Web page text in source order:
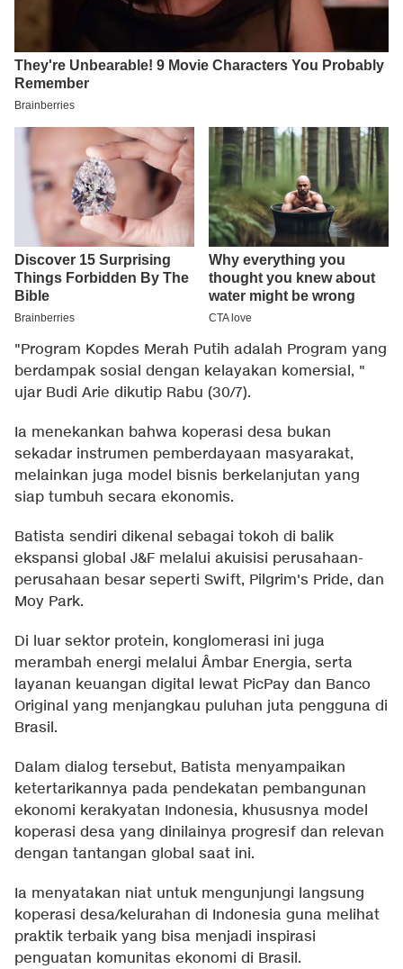
"Program Kopdes Merah Putih adalah Program yang
berdampak sosial dengan kelayakan komersial, "
ujar Budi Arie dikutip Rabu (30/7).
Ia menekankan bahwa koperasi desa bukan
sekadar instrumen pemberdayaan masyarakat,
melainkan juga model bisnis berkelanjutan yang
siap tumbuh secara ekonomis.
Batista sendiri dikenal sebagai tokoh di balik
ekspansi global J&F melalui akuisisi perusahaan-
perusahaan besar seperti Swift, Pilgrim's Pride, dan
Moy Park.
Di luar sektor protein, konglomerasi ini juga
merambah energi melalui Âmbar Energia, serta
layanan keuangan digital lewat PicPay dan Banco
Original yang menjangkau puluhan juta pengguna di
Brasil.
Dalam dialog tersebut, Batista menyampaikan
ketertarikannya pada pendekatan pembangunan
ekonomi kerakyatan Indonesia, khususnya model
koperasi desa yang dinilainya progresif dan relevan
dengan tantangan global saat ini.
Ia menyatakan niat untuk mengunjungi langsung
koperasi desa/kelurahan di Indonesia guna melihat
praktik terbaik yang bisa menjadi inspirasi
penguatan komunitas ekonomi di Brasil.